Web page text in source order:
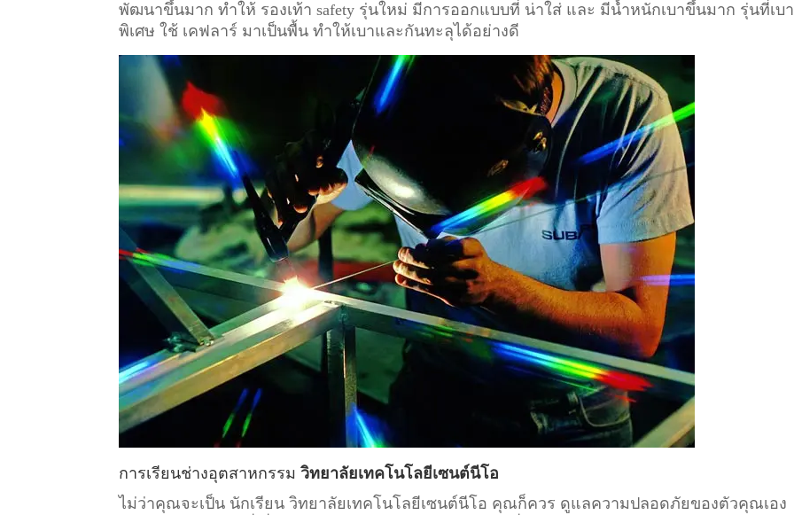
พัฒนาขึ้นมาก ทำให้ รองเท้า safety รุ่นใหม่ มีการออกแบบที่ น่าใส่ และ มีน้ำหนักเบาขึ้นมาก รุ่นที่เบา
พิเศษ ใช้ เคฟลาร์ มาเป็นพื้น ทำให้เบาและกันทะลุได้อย่างดี
การเรียนช่างอุตสาหกรรม วิทยาลัยเทคโนโลยีเซนต์นีโอ
ไม่ว่าคุณจะเป็น นักเรียน วิทยาลัยเทคโนโลยีเซนต์นีโอ คุณก็ควร ดูแลความปลอดภัยของตัวคุณเอง